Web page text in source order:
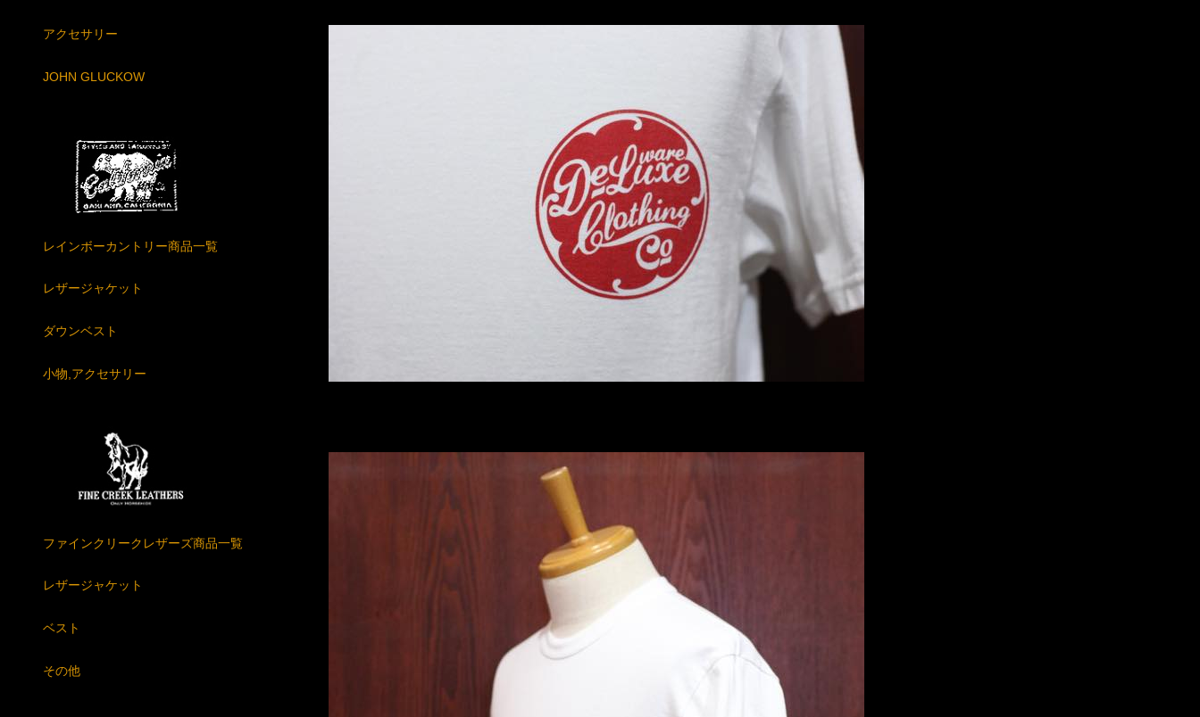
アクセサリー
JOHN GLUCKOW
レインボーカントリー商品一覧
レザージャケット
ダウンベスト
小物,アクセサリー
ファインクリークレザーズ商品一覧
レザージャケット
ベスト
その他